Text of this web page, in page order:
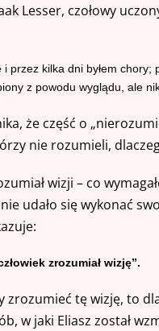
Lesser, czołowy
i przez kilka dni byłem chory;
z powodu wyglądu, ale
że część o
nie rozumieli,
wizji – co
udało się wykonać
zrozumiał wizję”.
zrozumieć tę wizję, to
w jaki Eliasz został